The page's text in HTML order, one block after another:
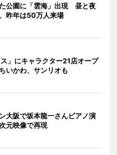
公園に「雲海」出現 昼と夜
昨年は50万人来場
ス」にキャラクター21店オープ
いかわ、サンリオも
大阪で坂本龍一さんピアノ演
元映像で再現